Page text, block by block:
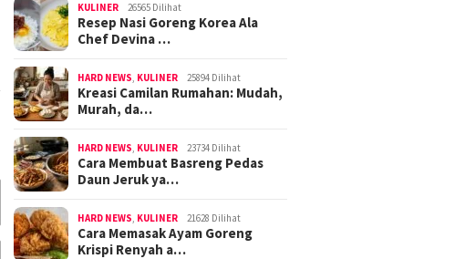
KULINER 26565 Dilihat
Resep Nasi Goreng Korea Ala
Chef Devina …
HARD NEWS KULINER 25894 Dilihat
Kreasi Camilan Rumahan: Mudah,
Murah, da…
HARD NEWS KULINER 23734 Dilihat
Cara Membuat Basreng Pedas
Daun Jeruk ya…
HARD NEWS KULINER 21628 Dilihat
Cara Memasak Ayam Goreng
Krispi Renyah a…